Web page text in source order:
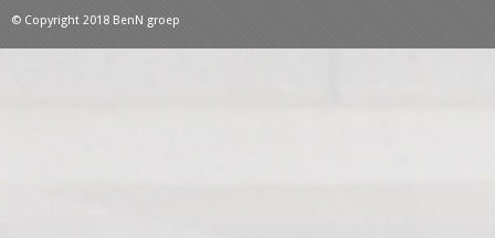
© Copyright 2018 BenN groep